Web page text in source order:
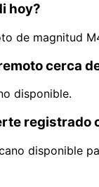
hoy?
de magnitud
cerca
disponible.
registrado
disponible